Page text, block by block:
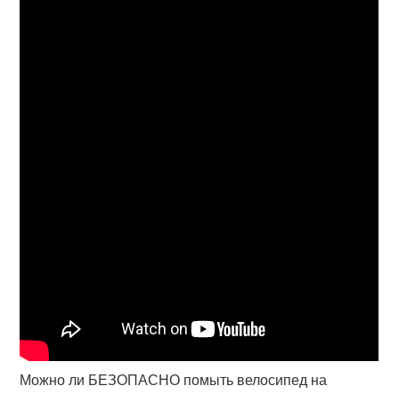
Можно ли БЕЗОПАСНО помыть велосипед на